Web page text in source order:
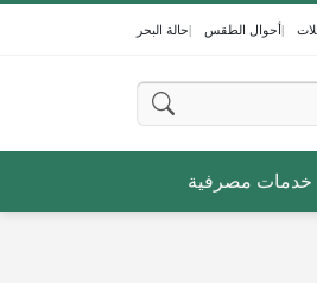
أحوال الطقس حالة البحر
خدمات مصرفية